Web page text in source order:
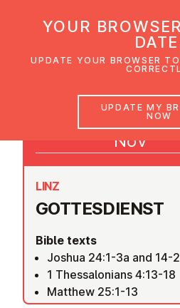
GOTTES­DI­ENST
LINZ
Bible texts
Joshua 24:1-3a and 14-
1 Thessalonians 4:13-18
Matthew 25:1-13
08
Nov
YOUR
UPDATE YOUR BROWSER
UPDATE MY
NOW